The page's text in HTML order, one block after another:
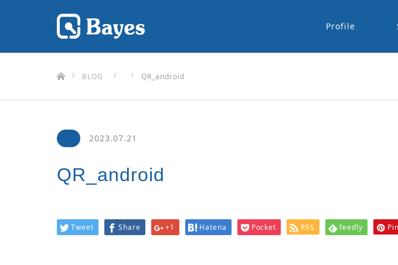
Profile
BLOG
QR_android
2023.07.21
QR_android
Tweet Share +1 Hatena Pocket RSS feedly